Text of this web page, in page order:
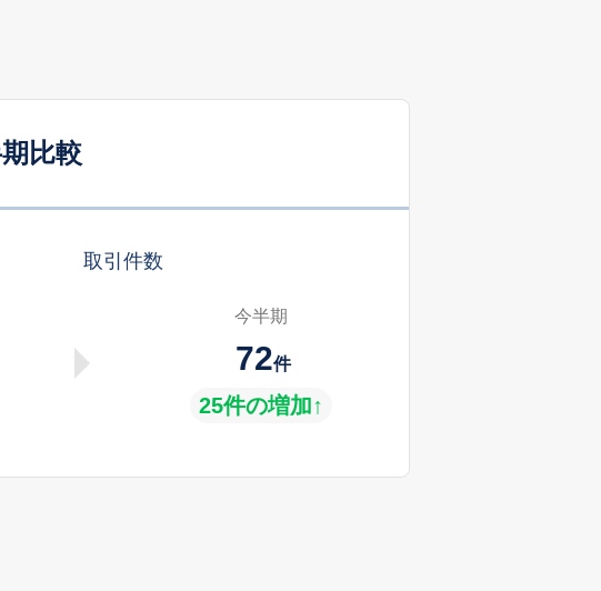
比較
取引件数
今半期
72件
25件の増加↑